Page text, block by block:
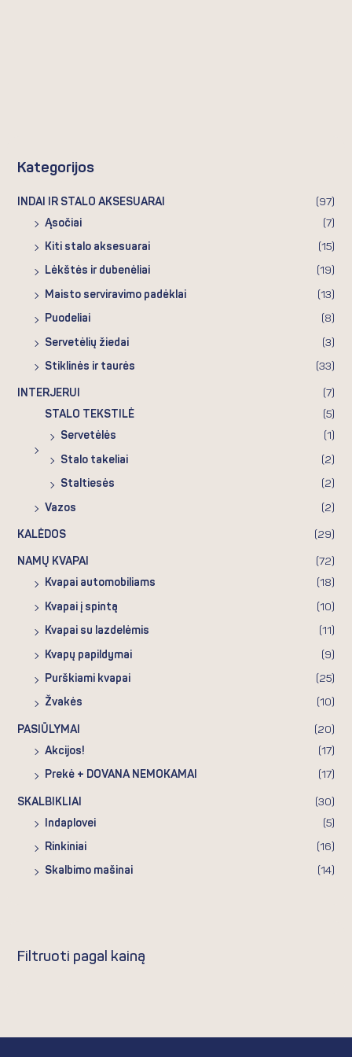
Kategorijos
INDAI IR STALO AKSESUARAI (97)
Ąsočiai (7)
Kiti stalo aksesuarai (15)
Lėkštės ir dubenėliai (19)
Maisto serviravimo padėklai (13)
Puodeliai (8)
Servetėlių žiedai (3)
Stiklinės ir taurės (33)
INTERJERUI (7)
STALO TEKSTILĖ (5)
Servetėlės (1)
Stalo takeliai (2)
Staltiesės (2)
Vazos (2)
KALĖDOS (29)
NAMŲ KVAPAI (72)
Kvapai automobiliams (18)
Kvapai į spintą (10)
Kvapai su lazdelėmis (11)
Kvapų papildymai (9)
Purškiami kvapai (25)
Žvakės (10)
PASIŪLYMAI (20)
Akcijos! (17)
Prekė + DOVANA NEMOKAMAI (17)
SKALBIKLIAI (30)
Indaplovei (5)
Rinkiniai (16)
Skalbimo mašinai (14)
Filtruoti pagal kainą